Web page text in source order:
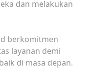
dan melakukan
berkomitmen
layanan demi
di masa depan.